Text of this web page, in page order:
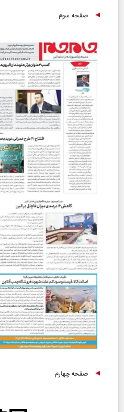
صفحه سوم
صفحه چهارم